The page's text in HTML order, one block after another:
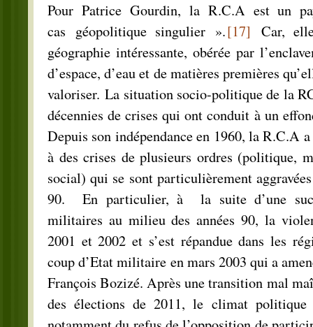
Pour Patrice Gourdin, la R.C.A est un
cas géopolitique singulier ».[17]
Car,
géographie intéressante, obérée par
d’espace, d’eau et de matières premières
valoriser. La situation socio-politique de la
décennies de crises qui ont conduit à un
Depuis son indépendance en 1960, la R.C.A
à des crises de plusieurs ordres (politique,
social) qui se sont particulièrement
90. En particulier, à la suite d’une
militaires au milieu des années 90, la
2001 et 2002 et s’est répandue dans les
coup d’Etat militaire en mars 2003 qui a
François Bozizé. Après une transition mal
des élections de 2011, le climat politique